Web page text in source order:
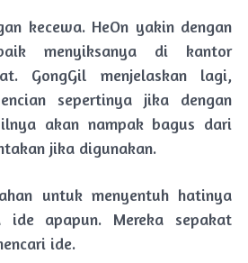
kecewa. HeOn yakin dengan
menyiksanya di kantor
GongGil menjelaskan lagi,
sepertinya jika dengan
akan nampak bagus dari
jika digunakan.
untuk menyentuh hatinya
apapun. Mereka sepakat
ide.